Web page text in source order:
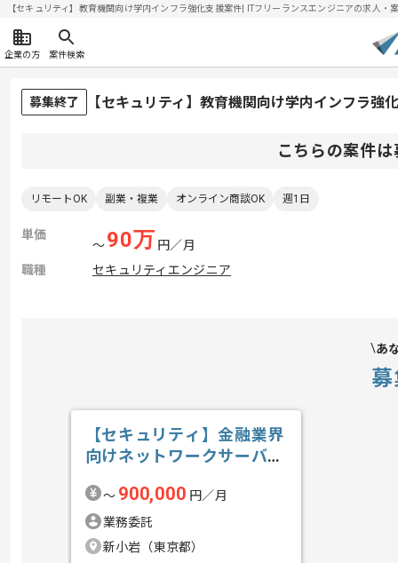
【セキュリティ】教育機関向け学内インフラ強化支援案件| ITフリーランスエンジニアの求人
企業の方 案件検索
募集終了 【セキュリティ】教育機関向け学内インフラ強
こちらの案件
リモートOK 副業・複業 オンライン商談OK 週1日
単価
〜90万 円／月
職種
セキュリティエンジニア
あ
【セキュリティ】金融業界
向けネットワークサーバセ
件〜 900,000 円／月
業務委託
新小岩（東京都）